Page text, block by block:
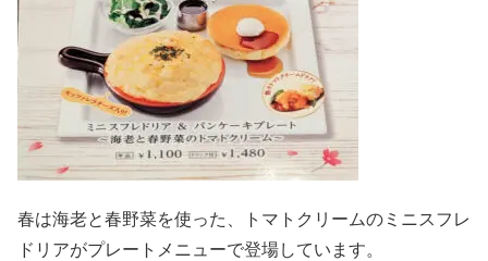
春は海老と春野菜を使った、トマトクリームのミニスフレ
ドリアがプレートメニューで登場しています。